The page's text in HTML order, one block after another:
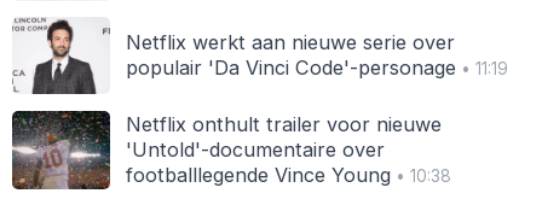
Netflix werkt aan nieuwe serie over
populair 'Da Vinci Code'-personage • 11:19
Netflix onthult trailer voor nieuwe
'Untold'-documentaire over
footballlegende Vince Young• 10:38